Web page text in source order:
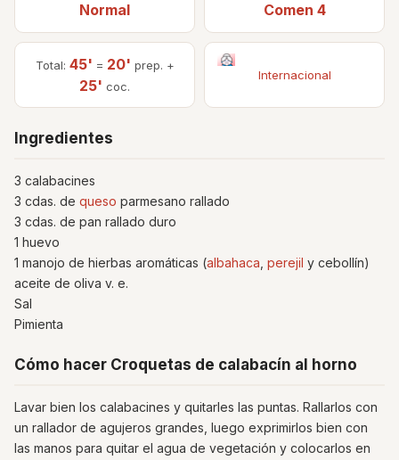
Normal Comen 4
Total: 45' = 20' prep. +
25' coc.
Internacional
Ingredientes
3 calabacines
3 cdas. de queso parmesano rallado
3 cdas. de pan rallado duro
1 huevo
1 manojo de hierbas aromáticas (albahaca perejil y cebollín)
aceite de oliva v. e.
Sal
Pimienta
Cómo hacer Croquetas de calabacín al horno
Lavar bien los calabacines y quitarles las puntas. Rallarlos con
un rallador de agujeros grandes, luego exprimirlos bien con
las manos para quitar el agua de vegetación y colocarlos en